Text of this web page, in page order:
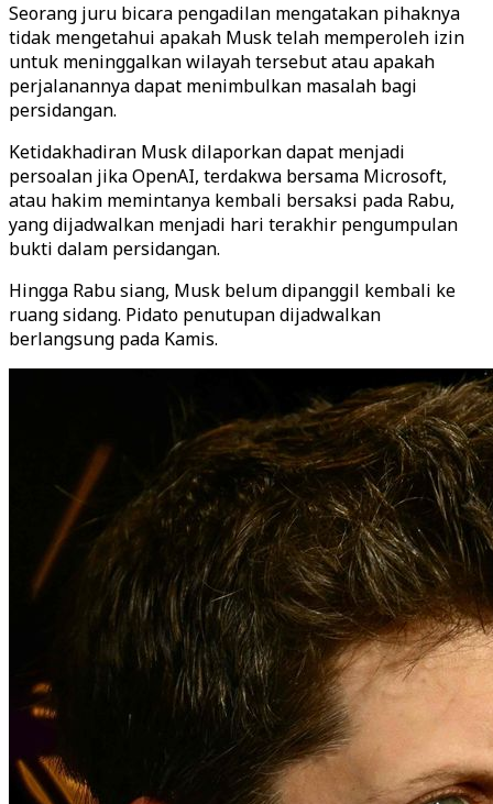
Seorang juru bicara pengadilan mengatakan pihaknya
tidak mengetahui apakah Musk telah memperoleh izin
untuk meninggalkan wilayah tersebut atau apakah
perjalanannya dapat menimbulkan masalah bagi
persidangan.
Ketidakhadiran Musk dilaporkan dapat menjadi
persoalan jika OpenAI, terdakwa bersama Microsoft,
atau hakim memintanya kembali bersaksi pada Rabu,
yang dijadwalkan menjadi hari terakhir pengumpulan
bukti dalam persidangan.
Hingga Rabu siang, Musk belum dipanggil kembali ke
ruang sidang. Pidato penutupan dijadwalkan
berlangsung pada Kamis.